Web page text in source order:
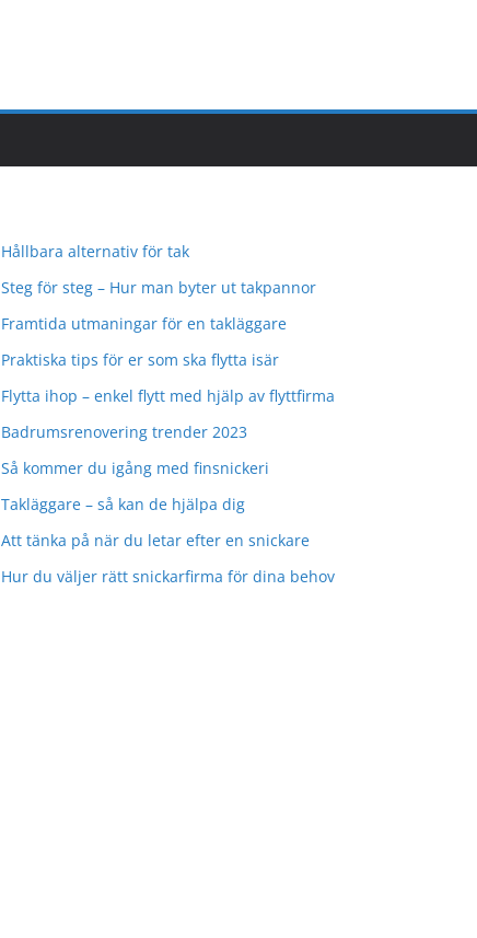
Hållbara alternativ för tak
Steg för steg – Hur man byter ut takpannor
Framtida utmaningar för en takläggare
Praktiska tips för er som ska flytta isär
Flytta ihop – enkel flytt med hjälp av flyttfirma
Badrumsrenovering trender 2023
Så kommer du igång med finsnickeri
Takläggare – så kan de hjälpa dig
Att tänka på när du letar efter en snickare
Hur du väljer rätt snickarfirma för dina behov